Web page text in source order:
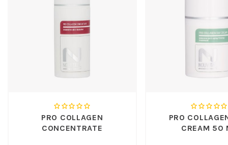
Dierproefvrij
Toepassing Nouvital Pro Collagen
gereinigde huid, licht inmasseren. Te gebruiken op het
gehele lichaam. De emulsie wordt snel opgenomen door de
Werkstoffen:
Dipalmitoyl Hydroxyproline -
een natuurlijk
PRO COLLAGEN
CONCENTRATE
PRO
CREAM 50